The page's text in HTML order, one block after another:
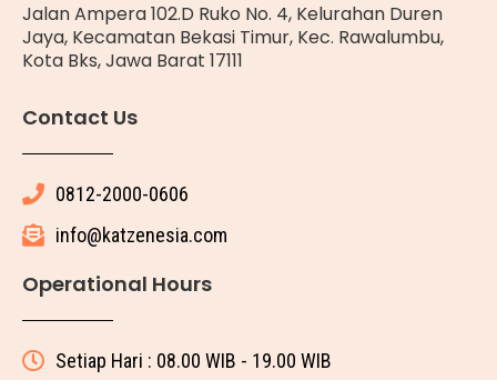
Jalan Ampera 102.D Ruko No. 4, Kelurahan Duren
Jaya, Kecamatan Bekasi Timur, Kec. Rawalumbu,
Kota Bks, Jawa Barat 17111
Contact Us
0812-2000-0606
info@katzenesia.com
Operational Hours
Setiap Hari : 08.00 WIB - 19.00 WIB